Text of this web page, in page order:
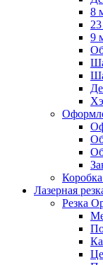
8
9
Лазерная
Резка